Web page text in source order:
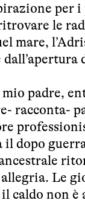
per
le
mare,
mio padre,
racconta-
il dopo
Le
caldo non